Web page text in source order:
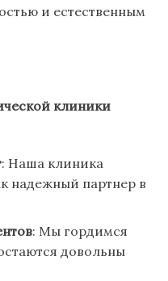
и естественным
клиники
: Наша клиника
надежный партнер в
: Мы гордимся
довольны